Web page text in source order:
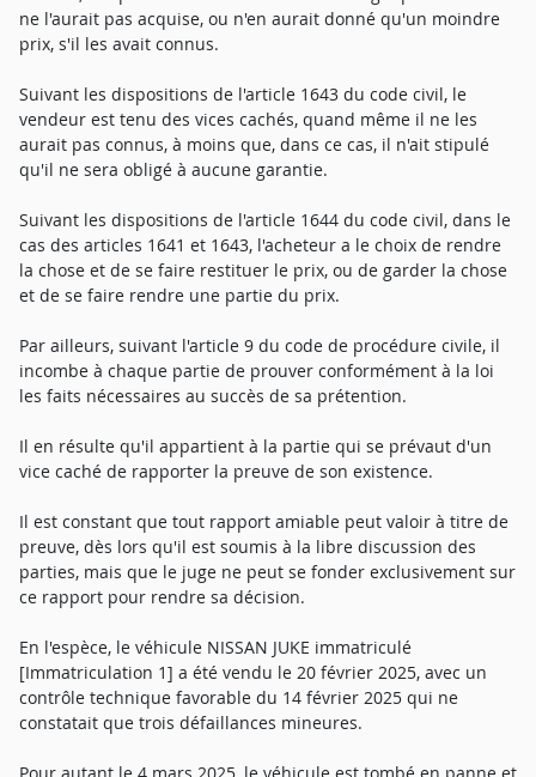
ne l'aurait pas acquise, ou n'en aurait donné qu'un moindre
prix, s'il les avait connus.
Suivant les dispositions de l'article 1643 du code civil, le
vendeur est tenu des vices cachés, quand même il ne les
aurait pas connus, à moins que, dans ce cas, il n'ait stipulé
qu'il ne sera obligé à aucune garantie.
Suivant les dispositions de l'article 1644 du code civil, dans le
cas des articles 1641 et 1643, l'acheteur a le choix de rendre
la chose et de se faire restituer le prix, ou de garder la chose
et de se faire rendre une partie du prix.
Par ailleurs, suivant l'article 9 du code de procédure civile, il
incombe à chaque partie de prouver conformément à la loi
les faits nécessaires au succès de sa prétention.
Il en résulte qu'il appartient à la partie qui se prévaut d'un
vice caché de rapporter la preuve de son existence.
Il est constant que tout rapport amiable peut valoir à titre de
preuve, dès lors qu'il est soumis à la libre discussion des
parties, mais que le juge ne peut se fonder exclusivement sur
ce rapport pour rendre sa décision.
En l'espèce, le véhicule NISSAN JUKE immatriculé
[Immatriculation 1] a été vendu le 20 février 2025, avec un
contrôle technique favorable du 14 février 2025 qui ne
constatait que trois défaillances mineures.